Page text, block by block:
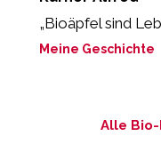
„Bioäpfel sind
Meine Geschichte
Alle